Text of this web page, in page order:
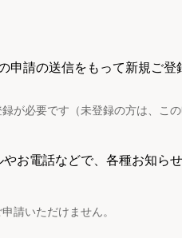
申請の送信をもって新規ご登
が必要です（未登録の方は、こ
お電話などで、各種お知ら
請いただけません。